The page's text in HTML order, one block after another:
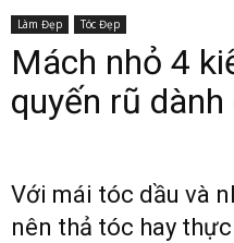
Làm Đẹp Tóc Đẹp
Mách nhỏ 4
quyến rũ
Với mái tóc dầu và
nên thả tóc hay